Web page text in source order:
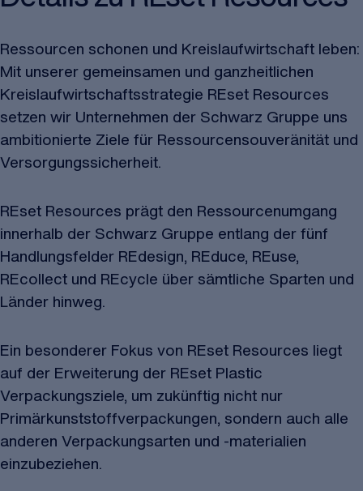
Ressourcen schonen und Kreislaufwirtschaft leben:
Mit unserer gemeinsamen und ganzheitlichen
Kreislaufwirtschaftsstrategie REset Resources
setzen wir Unternehmen der Schwarz Gruppe uns
ambitionierte Ziele für Ressourcensouveränität und
Versorgungssicherheit.
REset Resources prägt den Ressourcenumgang
innerhalb der Schwarz Gruppe entlang der fünf
Handlungsfelder REdesign, REduce, REuse,
REcollect und REcycle über sämtliche Sparten und
Länder hinweg.
Ein besonderer Fokus von REset Resources liegt
auf der Erweiterung der REset Plastic
Verpackungsziele, um zukünftig nicht nur
Primärkunststoffverpackungen, sondern auch alle
anderen Verpackungsarten und -materialien
einzubeziehen.